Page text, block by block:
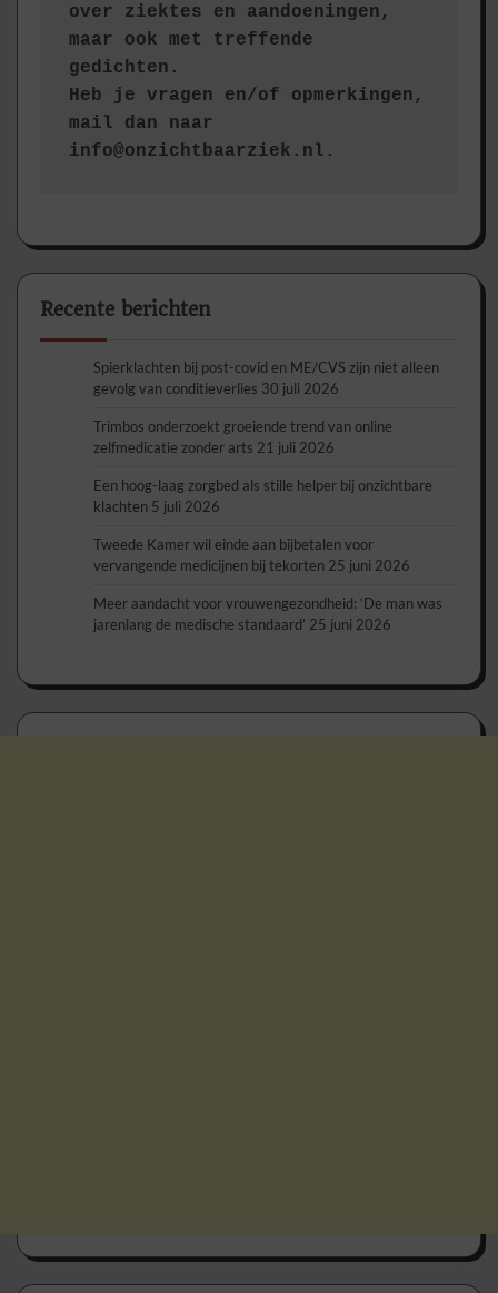
over ziektes en aandoeningen,
maar ook met treffende
gedichten.
Heb je vragen en/of opmerkingen,
mail dan naar
info@onzichtbaarziek.nl.
Recente berichten
Spierklachten bij post-covid en ME/CVS zijn niet alleen
gevolg van conditieverlies 30 juli 2026
Trimbos onderzoekt groeiende trend van online
zelfmedicatie zonder arts 21 juli 2026
Een hoog-laag zorgbed als stille helper bij onzichtbare
klachten 5 juli 2026
Tweede Kamer wil einde aan bijbetalen voor
vervangende medicijnen bij tekorten 25 juni 2026
Meer aandacht voor vrouwengezondheid: ‘De man was
jarenlang de medische standaard’ 25 juni 2026